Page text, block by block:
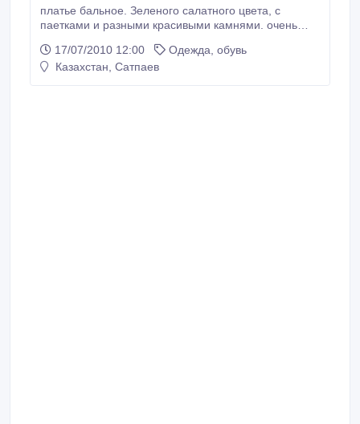
платье бальное. Зеленого салатного цвета, с
паетками и разными красивыми камнями. очень
недорого, о сумме можно договориться. шикарное
платье на выпускной!.
17/07/2010 12:00
Одежда, обувь
Казахстан, Сатпаев